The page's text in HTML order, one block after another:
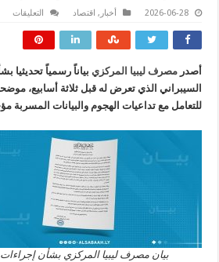
2026-06-28 أخبار , اقتصاد التعليقات
أصدرمصرف ليبيا المركزي بياناً رسمياً تحديثيا
السيبراني الذي تعرض له قبل ثلاثة أسابيع،
للتعامل مع تداعيات الهجوم والبيانات المسربة
بيان مصرف ليبيا المركزي بشأن